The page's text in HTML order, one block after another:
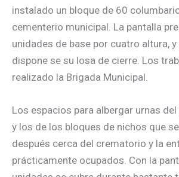
instalado un bloque de 60
cementerio municipal. La pantalla
unidades de base por cuatro altura, y
dispone se su losa de cierre. Los
realizado la Brigada Municipal.
Los espacios para albergar urnas
y los de los bloques de nichos que
después cerca del crematorio y la
prácticamente ocupados. Con la